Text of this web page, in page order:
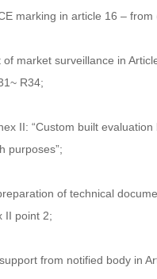
marking in article 16 – from
market surveillance in
R34;
II: “Custom built
purposes”;
of technical
II point 2;
from notified body in